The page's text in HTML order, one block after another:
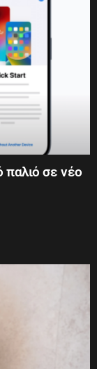
σε νέο